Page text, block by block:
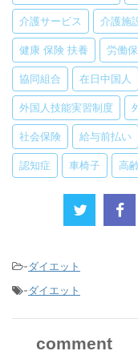
介護サービス 介護施
健康 保険 扶養 労働
協同組合 在日中国人
外国人技能実習制度
社会保険 給与前払い
認知症 車椅子 高
-ダイエット
-ダイエット
comment